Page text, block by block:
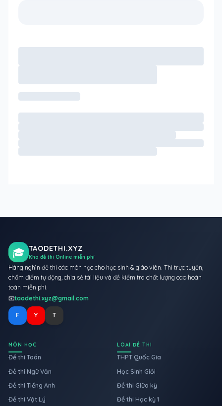
🎓 TAODETHI.XYZ
Kho đề thi Online miễn phí
Hàng nghìn đề thi các môn học cho học sinh & giáo viên. Thi trực tuyến,
chấm điểm tự động, chia sẻ tài liệu và đề kiểm tra chất lượng cao hoàn
toàn miễn phí.
📧taodethi.xyz@gmail.com
F Y T
MÔN HỌC
Đề thi Toán
Đề thi Ngữ Văn
Đề thi Tiếng Anh
Đề thi Vật Lý
LOẠI ĐỀ THI
THPT Quốc Gia
Học Sinh Giỏi
Đề thi Giữa kỳ
Đề thi Học kỳ 1